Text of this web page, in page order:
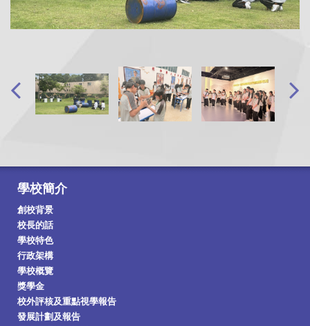
學校簡介
創校背景
校長的話
學校特色
行政架構
學校概覽
獎學金
校外評核及重點視學報告
發展計劃及報告